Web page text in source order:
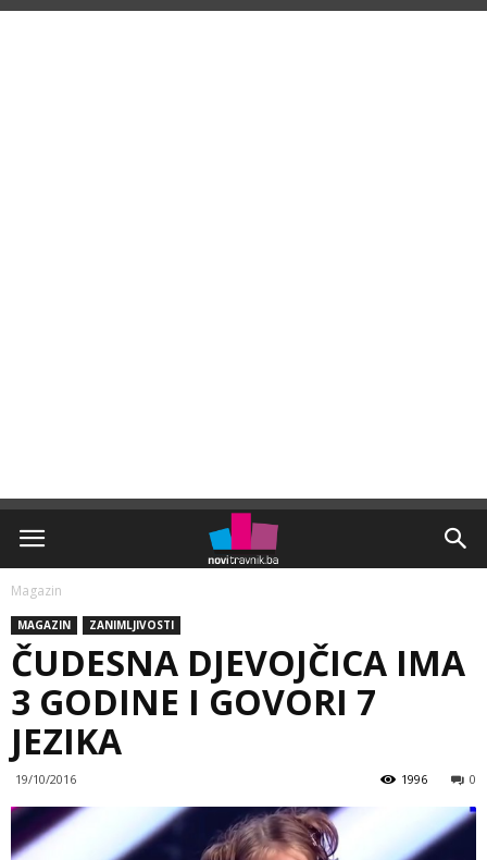
Magazin
MAGAZIN ZANIMLJIVOSTI
ČUDESNA DJEVOJČICA IMA
3 GODINE I GOVORI 7
JEZIKA
19/10/2016 0
1996